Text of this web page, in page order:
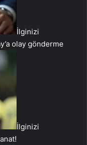
İlginizi
olay gönderme
İlginizi